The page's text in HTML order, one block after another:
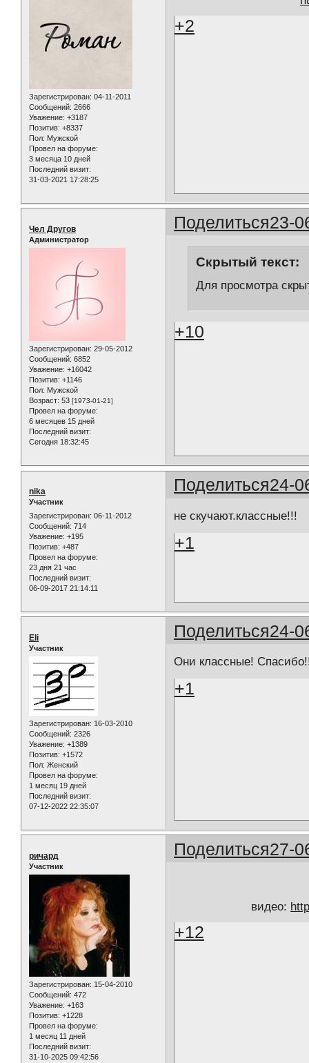
Зарегистрирован: 04-11-2011
Сообщений: 2666
Уважение: +3187
Позитив: +8337
Пол: Мужской
Провел на форуме:
3 месяца 10 дней
Последний визит:
31-03-2021 17:28:25
+2
Поделиться23-
Чел Другов
Администратор
Зарегистрирован: 29-05-2012
Сообщений: 6852
Уважение: +16042
Позитив: +1146
Пол: Мужской
Возраст: 53 [1973-01-21]
Провел на форуме:
6 месяцев 15 дней
Последний визит:
Сегодня 18:32:45
Скрытый текст:
Для просмотра
+10
Поделиться24-
nika
Участник
Зарегистрирован: 06-11-2012
Сообщений: 714
Уважение: +195
Позитив: +487
Провел на форуме:
23 дня 21 час
Последний визит:
06-09-2017 21:14:11
не скучают.классные!!!
+1
Поделиться24-
Eli
Участник
Зарегистрирован: 16-03-2010
Сообщений: 2326
Уважение: +1389
Позитив: +1572
Пол: Женский
Провел на форуме:
1 месяц 19 дней
Последний визит:
07-12-2022 22:35:07
Они классные!
+1
Поделиться27-
ричард
Участник
Зарегистрирован: 15-04-2010
Сообщений: 472
Уважение: +163
Позитив: +1228
Провел на форуме:
1 месяц 11 дней
Последний визит:
31-10-2025 09:42:56
видео:
+12